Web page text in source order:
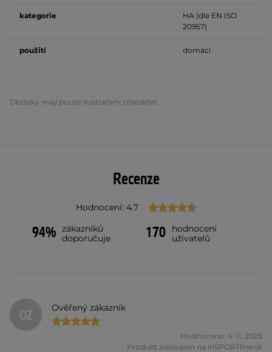
kategorie
HA (dle EN ISO
20957)
použití domácí
Obrázky mají pouze ilustrativní charakter.
Recenze
Hodnocení: 4.7
94% zákazníků
doporučuje
170
hodnocení
uživatelů
OZ Ověřený zákazník
Hodnoceno: 4. 11. 2025
Produkt zakoupen na inSPORTline.sk